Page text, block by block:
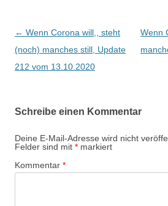
Beitragsnavigation
← Wenn Corona will,, steht
(noch) manches still, Update
212 vom 13.10.2020
Wenn
Schreibe einen Kommentar
Deine E-Mail-Adresse wird nicht
Felder sind mit * markiert
Kommentar *